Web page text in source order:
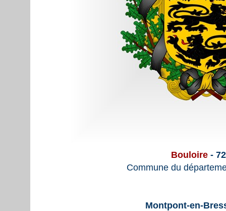
Bouloire -
Commune du
Montpont-en-